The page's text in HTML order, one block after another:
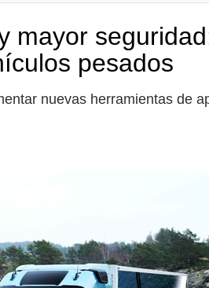
mayor
pesados
nuevas herramientas de